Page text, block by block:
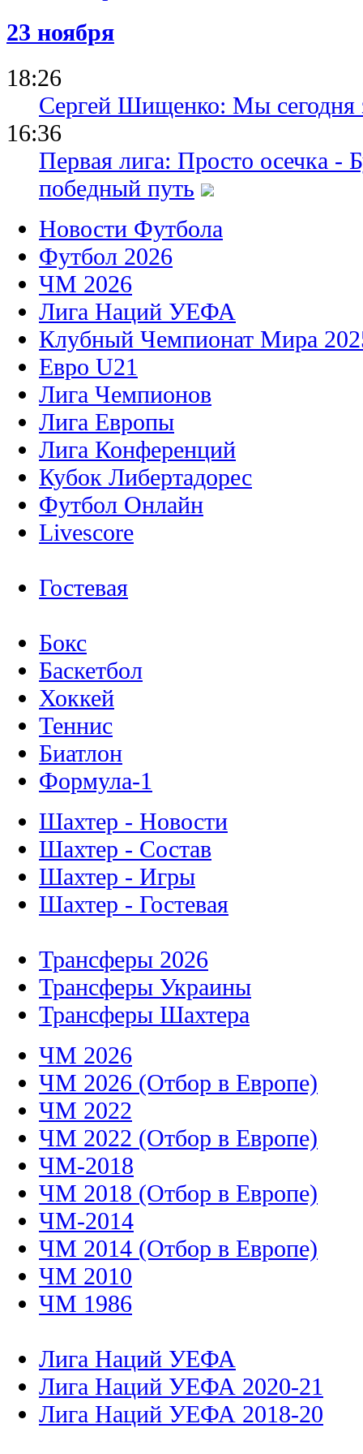
23 ноября
18:26
Сергей Шищенко: Мы сегодня
16:36
Первая лига: Просто осечка -
победный путь
Новости Футбола
Футбол 2026
ЧМ 2026
Лига Наций УЕФА
Клубный Чемпионат Мира
Евро U21
Лига Чемпионов
Лига Европы
Лига Конференций
Кубок Либертадорес
Футбол Онлайн
Livescore
Гостевая
Бокс
Баскетбол
Хоккей
Теннис
Биатлон
Формула-1
Шахтер - Новости
Шахтер - Состав
Шахтер - Игры
Шахтер - Гостевая
Трансферы 2026
Трансферы Украины
Трансферы Шахтера
ЧМ 2026
ЧМ 2026 (Отбор в Европе)
ЧМ 2022
ЧМ 2022 (Отбор в Европе)
ЧМ-2018
ЧМ 2018 (Отбор в Европе)
ЧМ-2014
ЧМ 2014 (Отбор в Европе)
ЧМ 2010
ЧМ 1986
Лига Наций УЕФА
Лига Наций УЕФА 2020-21
Лига Наций УЕФА 2018-20